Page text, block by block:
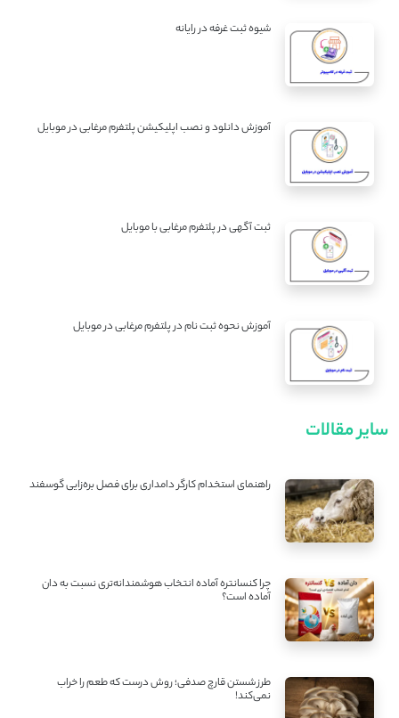
شیوه ثبت غرفه در رایانه
آموزش دانلود و نصب اپلیکیشن پلتفرم مرغابی در موبایل
ثبت آگهی در پلتفرم مرغابی با موبایل
آموزش نحوه ثبت نام در پلتفرم مرغابی در موبایل
سایر مقالات
راهنمای استخدام کارگر دامداری برای فصل بره‌زایی گوسفند
چرا کنسانتره آماده انتخاب هوشمندانه‌تری نسبت به دان
آماده است؟
طرز شستن قارچ صدفی؛ روش درست که طعم را خراب
نمی‌کند!